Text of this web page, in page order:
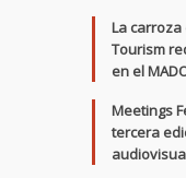
La carroza
Tourism
en el
Meetings
tercera